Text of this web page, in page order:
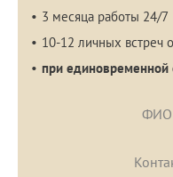
3 месяца работы 24/7
10-12 личных встреч
при единовременной